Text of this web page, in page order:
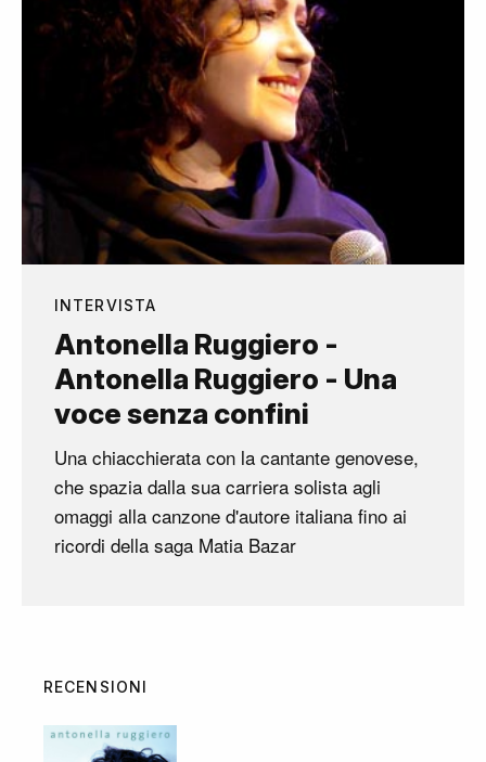
INTERVISTA
Antonella Ruggiero -
Antonella Ruggiero - Una
voce senza confini
Una chiacchierata con la cantante genovese,
che spazia dalla sua carriera solista agli
omaggi alla canzone d'autore italiana fino ai
ricordi della saga Matia Bazar
RECENSIONI